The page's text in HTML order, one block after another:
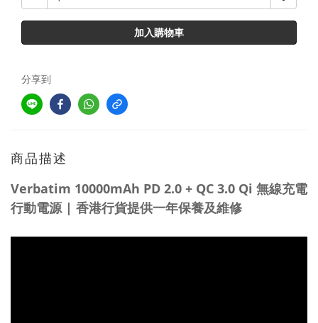
加入購物車
分享到
商品描述
Verbatim 10000mAh PD 2.0 + QC 3.0 Qi 無線充電
行動電源 | 香港行貨提供一年保養及維修